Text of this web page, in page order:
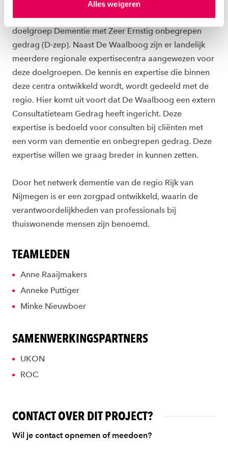
cookiestatement. Via ‘Zelf instellen’ kun je ook zelf
instellen welke cookies we plaatsen. Je kunt je
toestemming altijd wijzigen of intrekken via
onscookiestatement.
Alles weigeren
centrum) voor de Gerontopsychiatrie+ (GP+) en een
DEC-functie (doelgroep expertise centrum) voor de
doelgroep Dementie met Zeer Ernstig onbegrepen
gedrag (D-zep). Naast De Waalboog zijn er landelijk
meerdere regionale expertisecentra aangewezen voor
deze doelgroepen. De kennis en expertise die binnen
deze centra ontwikkeld wordt, wordt gedeeld met de
regio. Hier komt uit voort dat De Waalboog een extern
Consultatieteam Gedrag heeft ingericht. Deze
expertise is bedoeld voor consulten bij cliënten met
een vorm van dementie en onbegrepen gedrag. Deze
expertise willen we graag breder in kunnen zetten.
Door het netwerk dementie van de regio Rijk van
Nijmegen is er een zorgpad ontwikkeld, waarin de
verantwoordelijkheden van professionals bij
thuiswonende mensen zijn benoemd.
TEAMLEDEN
Anne Raaijmakers
Anneke Puttiger
Minke Nieuwboer
SAMENWERKINGSPARTNERS
UKON
ROC
CONTACT OVER DIT PROJECT?
Wil je contact opnemen of meedoen?